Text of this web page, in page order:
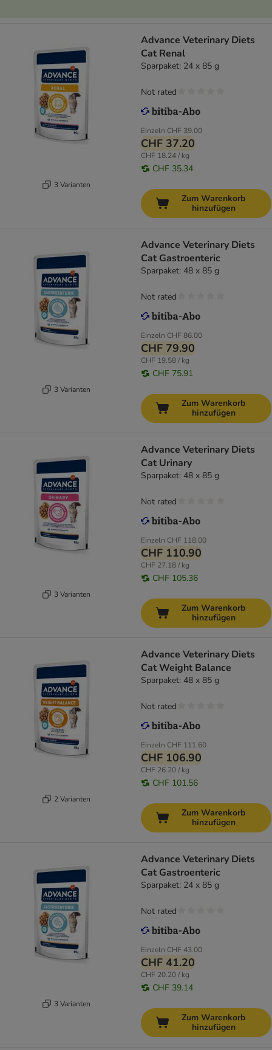
3 Varianten
Advance Veterinary Diets
Cat Renal
Sparpaket: 24 x 85 g
Einzeln CHF 39.00
CHF 37.20
CHF 18.24 / kg
CHF 35.34
Not rated
Zum Warenkorb
hinzufügen
3 Varianten
Advance Veterinary Diets
Cat Gastroenteric
Sparpaket: 48 x 85 g
Einzeln CHF 86.00
CHF 79.90
CHF 19.58 / kg
CHF 75.91
Not rated
Zum Warenkorb
hinzufügen
3 Varianten
Advance Veterinary Diets
Cat Urinary
Sparpaket: 48 x 85 g
Einzeln CHF 118.00
CHF 110.90
CHF 27.18 / kg
CHF 105.36
Not rated
Zum Warenkorb
hinzufügen
2 Varianten
Advance Veterinary Diets
Cat Weight Balance
Sparpaket: 48 x 85 g
Einzeln CHF 111.60
CHF 106.90
CHF 26.20 / kg
CHF 101.56
Not rated
Zum Warenkorb
hinzufügen
3 Varianten
Advance Veterinary Diets
Cat Gastroenteric
Sparpaket: 24 x 85 g
Einzeln CHF 43.00
CHF 41.20
CHF 20.20 / kg
CHF 39.14
Not rated
Zum Warenkorb
hinzufügen